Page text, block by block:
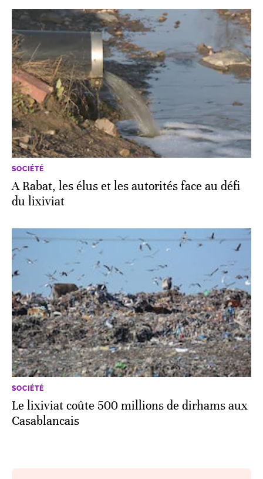
SOCIÉTÉ
A Rabat, les élus et les autorités face au défi
du lixiviat
SOCIÉTÉ
Le lixiviat coûte 500 millions de dirhams aux
Casablancais